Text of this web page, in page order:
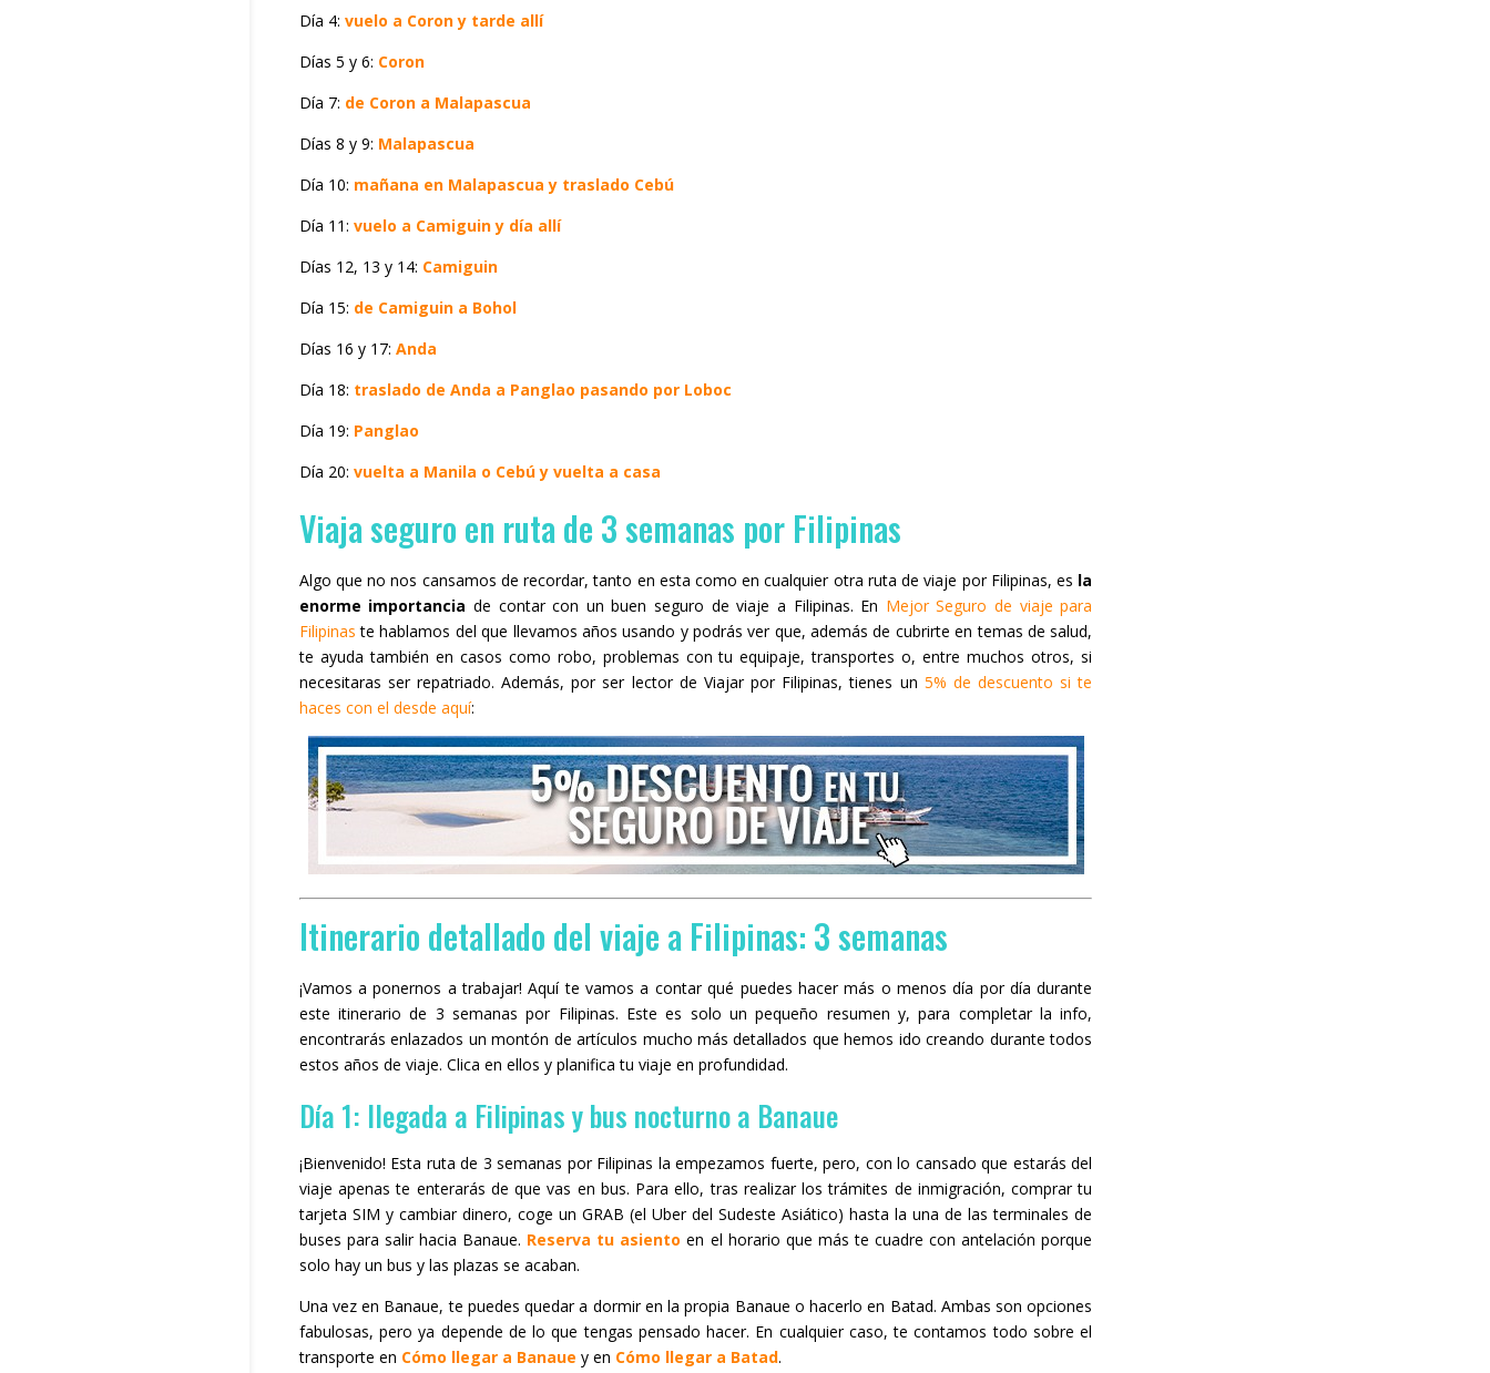
Día 4: vuelo a Coron y tarde allí
Días 5 y 6: Coron
Día 7: de Coron a Malapascua
Días 8 y 9: Malapascua
Día 10: mañana en Malapascua y traslado Cebú
Día 11: vuelo a Camiguin y día allí
Días 12, 13 y 14: Camiguin
Día 15: de Camiguin a Bohol
Días 16 y 17: Anda
Día 18: traslado de Anda a Panglao pasando por Loboc
Día 19: Panglao
Día 20: vuelta a Manila o Cebú y vuelta a casa
Viaja seguro en ruta de 3 semanas por Filipinas
Algo que no nos cansamos de recordar, tanto en esta como en cualquier otra ruta de viaje por Filipinas, es la
enorme importancia de contar con un buen seguro de viaje a Filipinas. En Mejor Seguro de viaje para
Filipinas te hablamos del que llevamos años usando y podrás ver que, además de cubrirte en temas de salud,
te ayuda también en casos como robo, problemas con tu equipaje, transportes o, entre muchos otros, si
necesitaras ser repatriado. Además, por ser lector de Viajar por Filipinas, tienes un 5% de descuento si te
haces con el desde aquí:
Itinerario detallado del viaje a Filipinas: 3 semanas
¡Vamos a ponernos a trabajar! Aquí te vamos a contar qué puedes hacer más o menos día por día durante
este itinerario de 3 semanas por Filipinas. Este es solo un pequeño resumen y, para completar la info,
encontrarás enlazados un montón de artículos mucho más detallados que hemos ido creando durante todos
estos años de viaje. Clica en ellos y planifica tu viaje en profundidad.
Día 1: llegada a Filipinas y bus nocturno a Banaue
¡Bienvenido! Esta ruta de 3 semanas por Filipinas la empezamos fuerte, pero, con lo cansado que estarás del
viaje apenas te enterarás de que vas en bus. Para ello, tras realizar los trámites de inmigración, comprar tu
tarjeta SIM y cambiar dinero, coge un GRAB (el Uber del Sudeste Asiático) hasta la una de las terminales de
buses para salir hacia Banaue. Reserva tu asiento en el horario que más te cuadre con antelación porque
solo hay un bus y las plazas se acaban.
Una vez en Banaue, te puedes quedar a dormir en la propia Banaue o hacerlo en Batad. Ambas son opciones
fabulosas, pero ya depende de lo que tengas pensado hacer. En cualquier caso, te contamos todo sobre el
transporte en Cómo llegar a Banaue y en Cómo llegar a Batad.